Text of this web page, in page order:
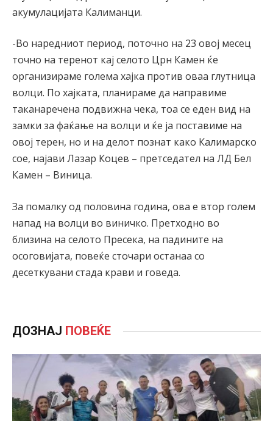
акумулацијата Калиманци.
-Во наредниот период, поточно на 23 овој месец
точно на теренот кај селото Црн Камен ќе
организираме голема хајка против оваа глутница
волци. По хајката, планираме да направиме
таканаречена подвижна чека, тоа се еден вид на
замки за фаќање на волци и ќе ја поставиме на
овој терен, но и на делот познат како Калимарско
сое, најави Лазар Коцев – претседател на ЛД Бел
Камен – Виница.
За помалку од половина година, ова е втор голем
напад на волци во виничко. Претходно во
близина на селото Пресека, на падините на
осоговијата, повеќе сточари останаа со
десеткувани стада крави и говеда.
ДОЗНАЈ ПОВЕЌЕ